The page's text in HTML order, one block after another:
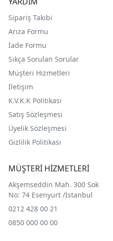
Sipariş Takibi
Arıza Formu
İade Formu
Sıkça Sorulan Sorular
Müşteri Hizmetleri
İletişim
K.V.K.K Politikası
Satış Sözleşmesi
Üyelik Sözleşmesi
Gizlilik Politikası
MÜŞTERİ HİZMETLERİ
Akşemseddin Mah. 300 Sok
No: 74 Esenyurt /İstanbul
0212 428 00 21
0850 000 00 00